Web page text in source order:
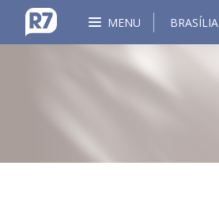
MENU BRASÍLIA